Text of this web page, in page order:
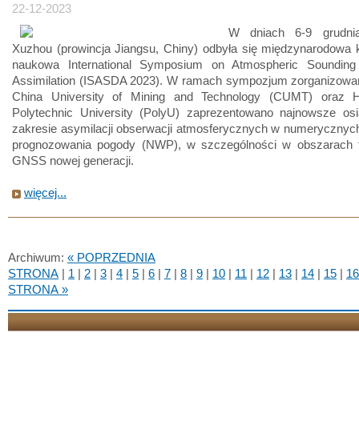
22-12-2023
W dniach 6-9
Xuzhou (prowincja Jiangsu, Chiny) odbyła się międzynarodowa
naukowa International Symposium on Atmospheric
Assimilation (ISASDA 2023). W ramach sympozjum
China University of Mining and Technology (CUMT) oraz
Polytechnic University (PolyU) zaprezentowano najnowsze
zakresie asymilacji obserwacji atmosferycznych w
prognozowania pogody (NWP), w szczególności w obszarach
GNSS nowej generacji.
więcej...
Archiwum: « POPRZEDNIA
STRONA | 1 | 2 | 3 | 4 | 5 | 6 | 7 | 8 | 9 | 10 | 11 | 12 | 13 | 14 | 15 | 16
STRONA »